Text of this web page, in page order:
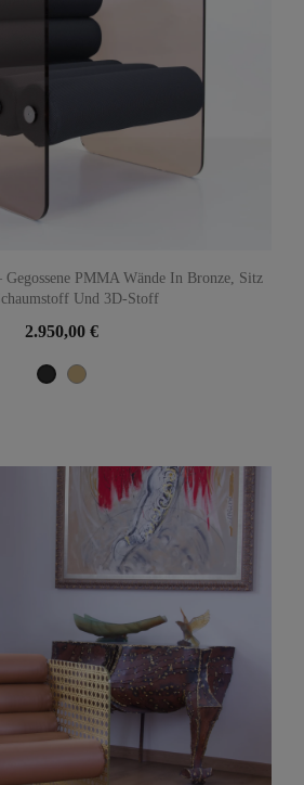
Gegossene PMMA Wände In Bronze, Sitz
Und 3D-Stoff
2.950,00 €
Gris anthracite
Beige